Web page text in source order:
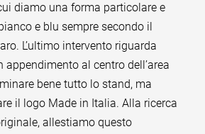
diamo una forma particolare e
e blu sempre secondo il
L’ultimo intervento riguarda
appendimento al centro dell’area
bene tutto lo stand, ma
il logo Made in Italia. Alla ricerca
allestiamo questo